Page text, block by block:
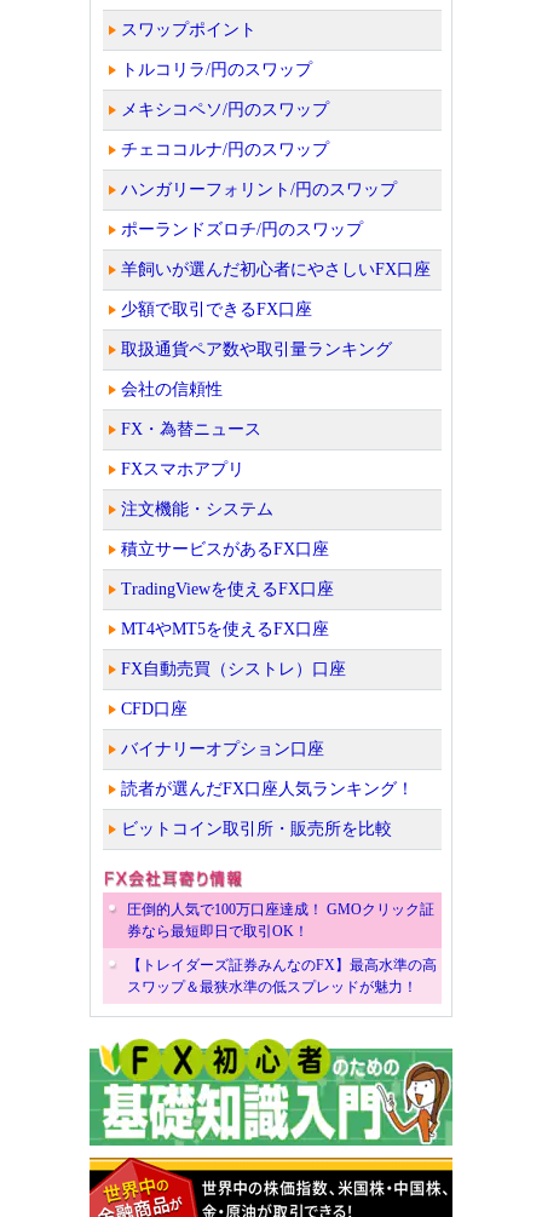
スワップポイント
トルコリラ/円のスワップ
メキシコペソ/円のスワップ
チェココルナ/円のスワップ
ハンガリーフォリント/円のスワップ
ポーランドズロチ/円のスワップ
羊飼いが選んだ初心者にやさしいFX口座
少額で取引できるFX口座
取扱通貨ペア数や取引量ランキング
会社の信頼性
FX・為替ニュース
FXスマホアプリ
注文機能・システム
積立サービスがあるFX口座
TradingViewを使えるFX口座
MT4やMT5を使えるFX口座
FX自動売買（シストレ）口座
CFD口座
バイナリーオプション口座
読者が選んだFX口座人気ランキング！
ビットコイン取引所・販売所を比較
圧倒的人気で100万口座達成！ GMOクリック証
券なら最短即日で取引OK！
【トレイダーズ証券みんなのFX】最高水準の高
スワップ＆最狭水準の低スプレッドが魅力！